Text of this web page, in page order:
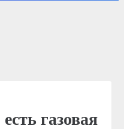
газовая